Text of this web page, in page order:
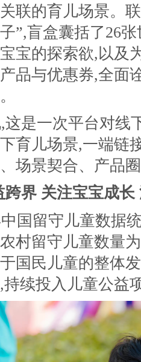
联的育儿场景。
”,盲盒囊括了26
宝的探索欲,以及
品与优惠券,全面
这是一次平台对线
育儿场景,一端链
场景契合、产品
跨界 关注宝宝成
中国留守儿童数据
村留守儿童数量
国民儿童的整体
续投入儿童公益